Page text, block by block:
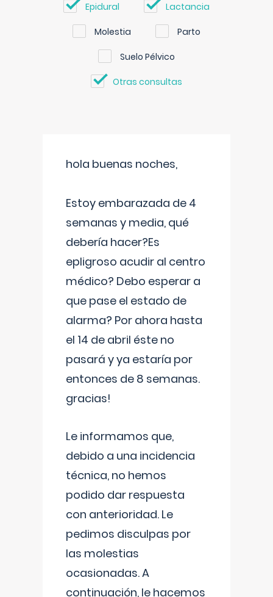
Epidural Lactancia
Molestia Parto
Suelo Pélvico
Otras consultas
hola buenas noches,
Estoy embarazada de 4
semanas y media, qué
debería hacer?Es
epligroso acudir al centro
médico? Debo esperar a
que pase el estado de
alarma? Por ahora hasta
el 14 de abril éste no
pasará y ya estaría por
entonces de 8 semanas.
gracias!
Le informamos que,
debido a una incidencia
técnica, no hemos
podido dar respuesta
con anterioridad. Le
pedimos disculpas por
las molestias
ocasionadas. A
continuación, le hacemos